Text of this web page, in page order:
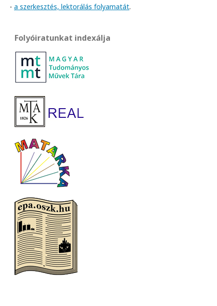
- a szerkesztés, lektorálás folyamatát.
Folyóiratunkat indexálja